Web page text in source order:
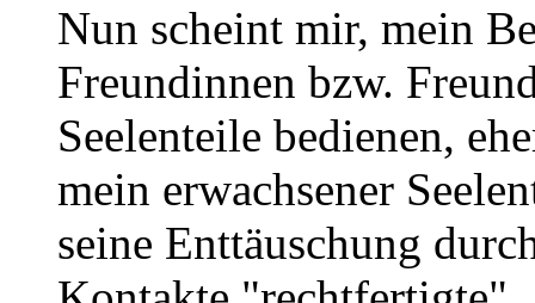
Nun scheint mir, mein
Freundinnen bzw.
Seelenteile bedienen,
mein erwachsener
seine Enttäuschung